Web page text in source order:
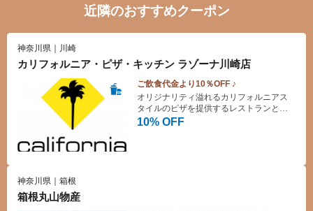
近隣のおすすめクーポン
神奈川県｜川崎
カリフォルニア・ピザ・キッチン ラゾーナ川崎店
ご飲食代金より10％OFF ♪
10% OFF
オリジナリティ溢れるカリフォルニアス
タイルのピザを提供するレストランとし
て 1985年アメリカ・ロサンゼルス、ビバ
神奈川県｜箱根
箱根丸山物産